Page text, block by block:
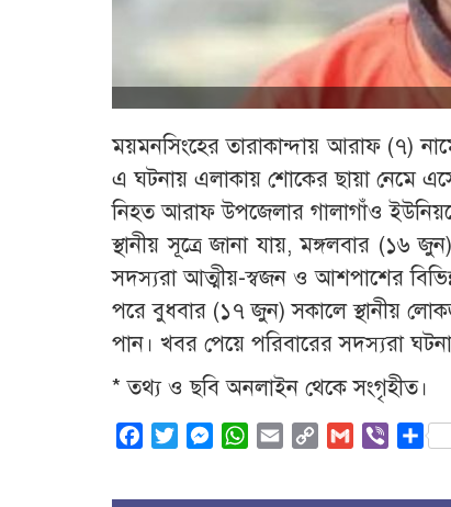
ময়মনসিংহের তারাকান্দায় আরাফ (৭)
এ ঘটনায় এলাকায় শোকের ছায়া নেমে
নিহত আরাফ উপজেলার গালাগাঁও
স্থানীয় সূত্রে জানা যায়, মঙ্গলবার (১৬
সদস্যরা আত্মীয়-স্বজন ও আশপাশের
পরে বুধবার (১৭ জুন) সকালে স্থানীয়
পান। খবর পেয়ে পরিবারের সদস্যরা
* তথ্য ও ছবি অনলাইন থেকে সংগৃহীত।
FacebookTwitterMessenger
WhatsApp
Email
Copy
Gmail Viber